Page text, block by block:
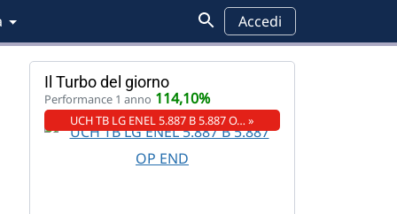
Accedi
Il Turbo del giorno
Performance 1 anno 114,10%
UCH TB LG ENEL 5.887 B 5.887 O… »